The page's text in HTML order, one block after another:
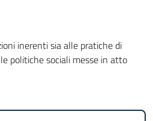
inerenti sia alle pratiche di
politiche sociali messe in atto